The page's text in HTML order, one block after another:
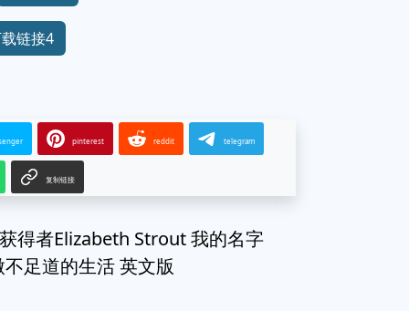
链接4
pinterest reddit telegram
复制链接
得者Elizabeth Strout 我的名字
足道的生活 英文版